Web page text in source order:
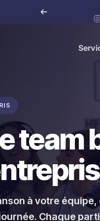
team
à votre équipe,
Chaque